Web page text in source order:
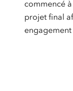
commencé
projet final